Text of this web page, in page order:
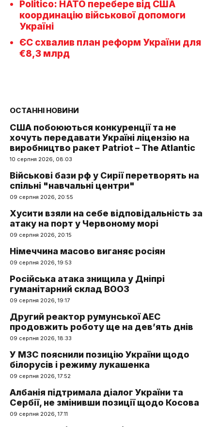
Politico: НАТО перебере від США
координацію військової допомоги
Україні
ЄС схвалив план реформ України для
€8,3 млрд
ОСТАННІ НОВИНИ
США побоюються конкуренції та не
хочуть передавати Україні ліцензію на
виробництво ракет Patriot – The Atlantic
10 серпня 2026, 08:03
Військові бази рф у Сирії перетворять на
спільні "навчальні центри"
09 серпня 2026, 20:55
Хусити взяли на себе відповідальність за
атаку на порт у Червоному морі
09 серпня 2026, 20:15
Німеччина масово виганяє росіян
09 серпня 2026, 19:53
Російська атака знищила у Дніпрі
гуманітарний склад ВООЗ
09 серпня 2026, 19:17
Другий реактор румунської АЕС
продовжить роботу ще на дев’ять днів
09 серпня 2026, 18:33
У МЗС пояснили позицію України щодо
білорусів і режиму лукашенка
09 серпня 2026, 17:52
Албанія підтримала діалог України та
Сербії, не змінивши позиції щодо Косова
09 серпня 2026, 17:11